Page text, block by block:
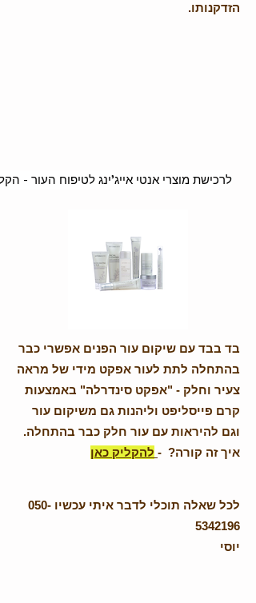
הזדקנותו.
לרכישת מוצרי אנטי אייג'ינג לטיפוח העור -
בד בבד עם שיקום עור הפנים אפשרי כבר
בהתחלה לתת לעור אפקט מידי של מראה
צעיר וחלק - "אפקט סינדרלה" באמצעות
קרם פייסליפט וליהנות גם משיקום עור
וגם להיראות עם עור חלק כבר בהתחלה.
איך זה קורה? - להקליק כאן
לכל שאלה תוכלי לדבר איתי עכשיו 050-
5342196
יוסי